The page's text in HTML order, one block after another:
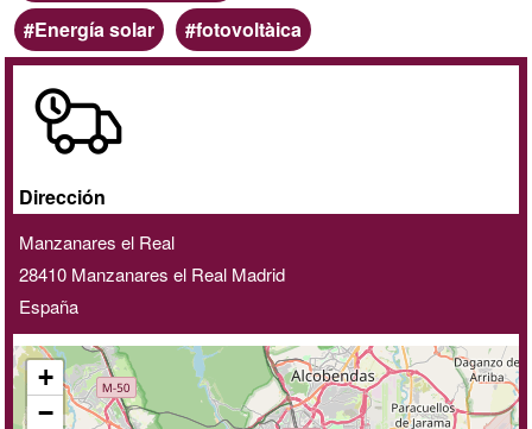
Palabras
clave
Energía solar fotovoltàica
domicilio
online
Dirección
Manzanares el Real
28410 Manzanares el Real Madrid
España
+
−